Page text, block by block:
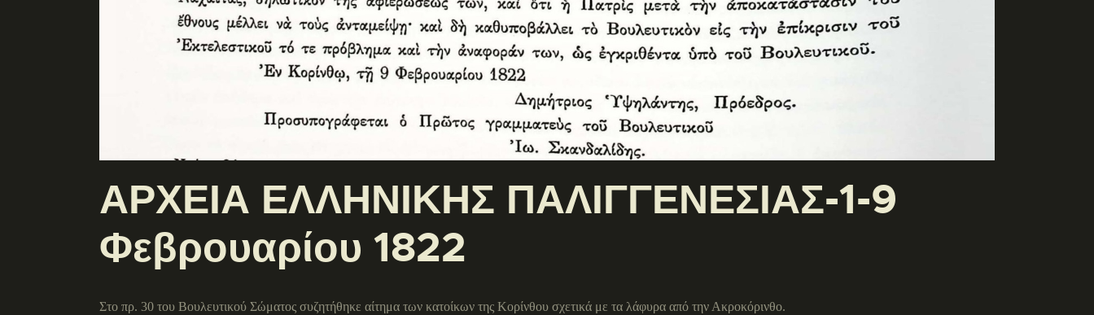
ΑΡΧΕΙΑ ΕΛΛΗΝΙΚΗΣ ΠΑΛΙΓΓΕΝΕΣΙΑΣ-1-9
Φεβρουαρίου 1822
Στο πρ. 30 του Βουλευτικού Σώματος συζητήθηκε αίτημα των κατοίκων της Κορίνθου σχετικά με τα λάφυρα από την Ακροκόρινθο.